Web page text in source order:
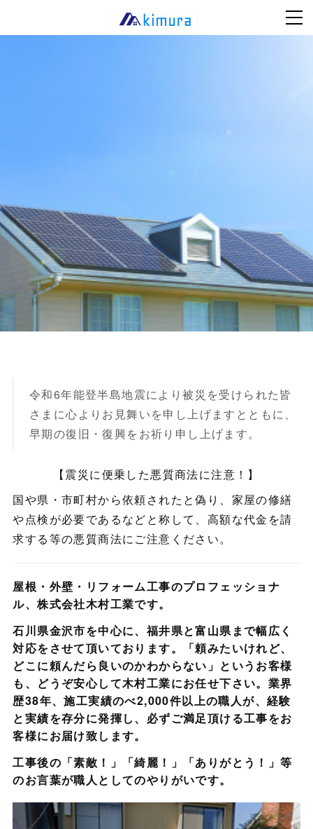
令和6年能登半島地震により被災を受けられた皆
さまに心よりお見舞いを申し上げますとともに、
早期の復旧・復興をお祈り申し上げます。
【震災に便乗した悪質商法に注意！】
国や県・市町村から依頼されたと偽り、家屋の修繕
や点検が必要であるなどと称して、高額な代金を請
求する等の悪質商法にご注意ください。
屋根・外壁・リフォーム工事のプロフェッショナ
ル、株式会社木村工業です。
石川県金沢市を中心に、福井県と富山県まで幅広く
対応をさせて頂いております。「頼みたいけれど、
どこに頼んだら良いのかわからない」というお客様
も、どうぞ安心して木村工業にお任せ下さい。業界
歴38年、施工実績のべ2,000件以上の職人が、経験
と実績を存分に発揮し、必ずご満足頂ける工事をお
客様にお届け致します。
工事後の「素敵！」「綺麗！」「ありがとう！」等
のお言葉が職人としてのやりがいです。